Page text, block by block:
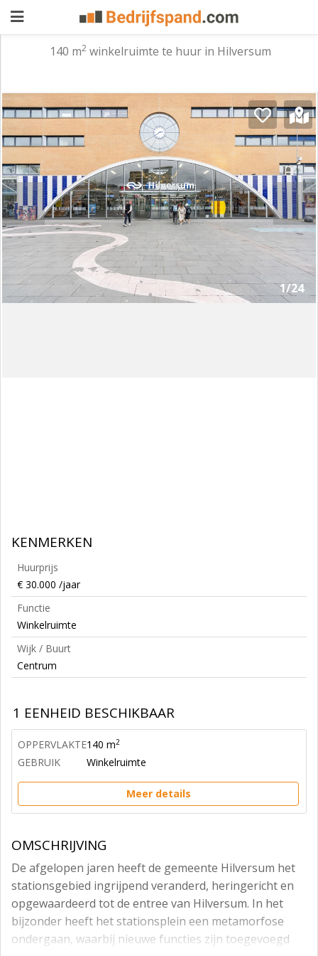
aanbieden
Pand
zoeken
adverteren
Premium
adverteren
Blog
Registreren
Login
140 m2 winkelruimte te huur in Hilversum
1/24
KENMERKEN
Huurprijs
€ 30.000 /jaar
Functie
Winkelruimte
Wijk / Buurt
Centrum
1 EENHEID BESCHIKBAAR
OPPERVLAKTE140 m2
GEBRUIK Winkelruimte
Meer details
OMSCHRIJVING
De afgelopen jaren heeft de gemeente Hilversum het
stationsgebied ingrijpend veranderd, heringericht en
opgewaardeerd tot de entree van Hilversum. In het
bijzonder heeft het stationsplein een metamorfose
ondergaan, waarbij nieuwe functies zijn toegevoegd